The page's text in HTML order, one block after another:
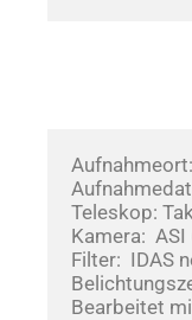
Teleskop:
Kamera:
Filter:  IDAS
Bearbeitet